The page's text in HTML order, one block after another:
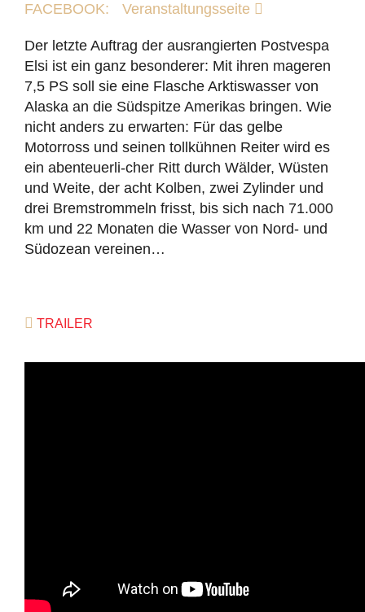
FACEBOOK:
Veranstaltungsseite
Der letzte Auftrag der ausrangierten Postvespa
Elsi ist ein ganz besonderer: Mit ihren mageren
7,5 PS soll sie eine Flasche Arktiswasser von
Alaska an die Südspitze Amerikas bringen. Wie
nicht anders zu erwarten: Für das gelbe
Motorross und seinen tollkühnen Reiter wird es
ein abenteuerli-cher Ritt durch Wälder, Wüsten
und Weite, der acht Kolben, zwei Zylinder und
drei Bremstrommeln frisst, bis sich nach 71.000
km und 22 Monaten die Wasser von Nord- und
Südozean vereinen…
TRAILER